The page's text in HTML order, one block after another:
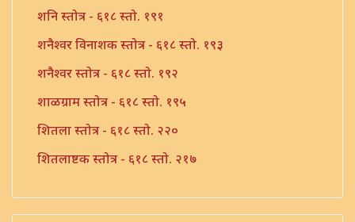
शनि स्तोत्र - ६१८ स्तो. १९१
शनैश्वर विनाशक स्तोत्र - ६१८ स्तो. १९३
शनैश्वर स्तोत्र - ६१८ स्तो. १९२
शाळग्राम स्तोत्र - ६१८ स्तो. १९५
शितला स्तोत्र - ६१८ स्तो. २२०
शितलाष्टक स्तोत्र - ६१८ स्तो. २१७
शिव नामावली - ६१८ स्तो. ३९०